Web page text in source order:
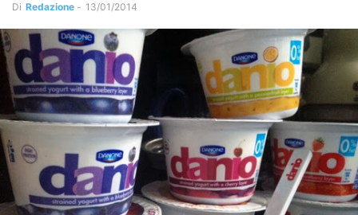
Di Redazione - 13/01/2014